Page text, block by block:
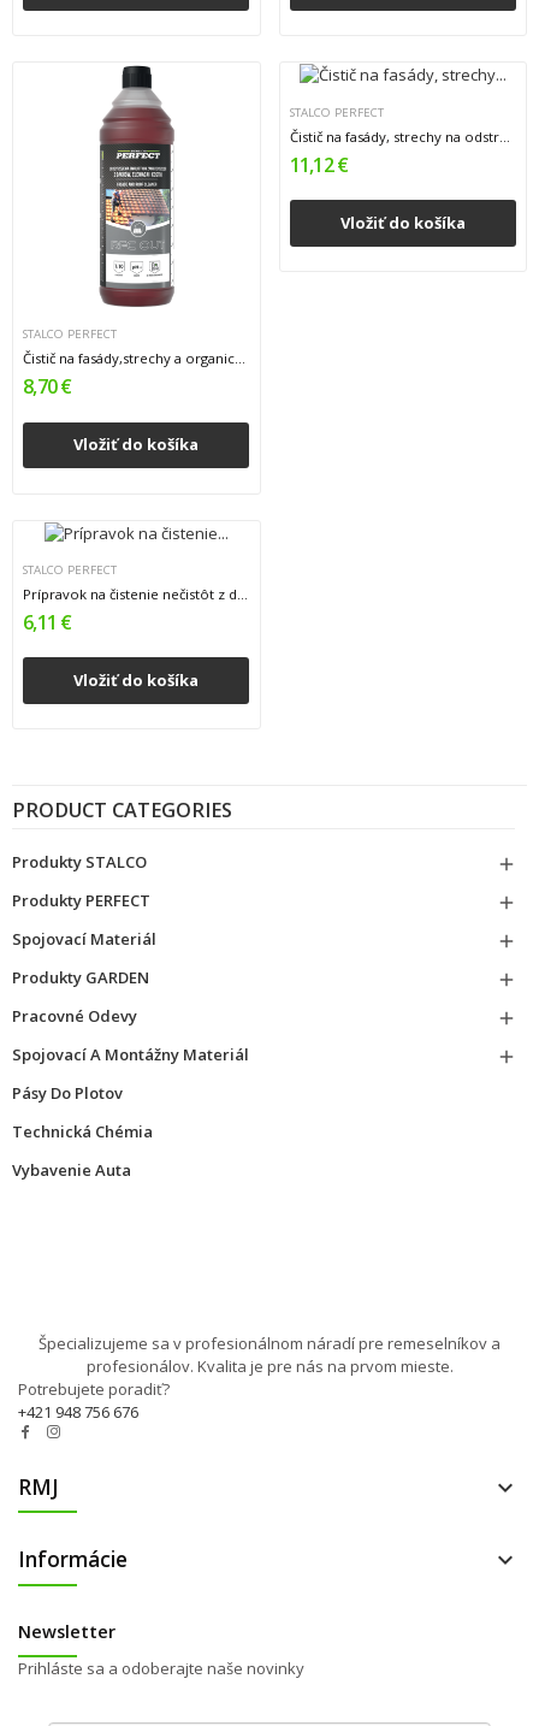
PRODUCT CATEGORIES
Produkty STALCO

Produkty PERFECT

Spojovací Materiál

Produkty GARDEN

Pracovné Odevy

Spojovací A Montážny Materiál

Pásy Do Plotov
Technická Chémia
Vybavenie Auta
STALCO PERFECT
Čistič na fasády,strechy a organické nečistoty
8,70 €
Vložiť do košíka
STALCO PERFECT
Čistič na fasády, strechy na odstraňovanie...
11,12 €
Vložiť do košíka
STALCO PERFECT
Prípravok na čistenie nečistôt z diskov, STALCO...
6,11 €
Vložiť do košíka
Špecializujeme sa v profesionálnom náradí pre remeselníkov a
profesionálov. Kvalita je pre nás na prvom mieste.
Potrebujete poradiť?
+421 948 756 676
RMJ 
Informácie 
Newsletter
Prihláste sa a odoberajte naše novinky